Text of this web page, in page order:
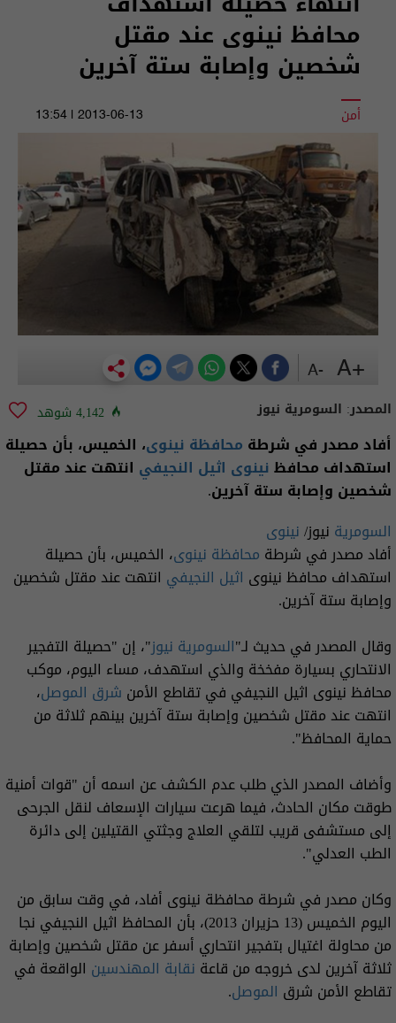
محافظ نينوى عند مقتل
شخصين وإصابة ستة آخرين
أمن 2013-06-13 | 13:54
المصدر: السومرية نيوز 4,142 شوهد
أفاد مصدر في شرطة محافظة نينوى، الخميس، بأن حصيلة
استهداف محافظنينوى اثيل النجيفي انتهت عند مقتل
شخصين وإصابة ستة آخرين.
السومرية نيوز/نينوى
أفاد مصدر في شرطة محافظة نينوى، الخميس، بأن حصيلة
استهداف محافظ نينوى اثيل النجيفي انتهت عند مقتل شخصين
وإصابة ستة آخرين.
وقال المصدر في حديث لـ"السومرية نيوز"، إن "حصيلة التفجير
الانتحاري بسيارة مفخخة والذي استهدف، مساء اليوم، موكب
محافظ نينوى اثيل النجيفي في تقاطع الأمن شرق الموصل،
انتهت عند مقتل شخصين وإصابة ستة آخرين بينهم ثلاثة من
حماية المحافظ".
وأضاف المصدر الذي طلب عدم الكشف عن اسمه أن "قوات أمنية
طوقت مكان الحادث، فيما هرعت سيارات الإسعاف لنقل الجرحى
إلى مستشفى قريب لتلقي العلاج وجثتي القتيلين إلى دائرة
الطب العدلي".
وكان مصدر في شرطة محافظة نينوى أفاد، في وقت سابق من
اليوم الخميس (13 حزيران 2013)، بأن المحافظ اثيل النجيفي نجا
من محاولة اغتيال بتفجير انتحاري أسفر عن مقتل شخصين وإصابة
ثلاثة آخرين لدى خروجه من قاعة نقابة المهندسين الواقعة في
تقاطع الأمن شرق الموصل.
+A
-A